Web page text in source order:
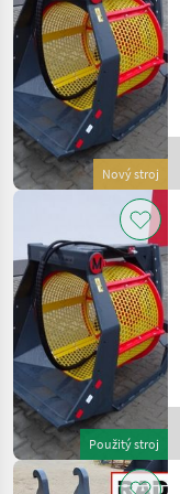
Nový stroj
Použitý stroj